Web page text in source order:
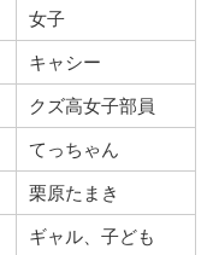
女子
キャシー
クズ高女子部員
てっちゃん
栗原たまき
ギャル、子ども